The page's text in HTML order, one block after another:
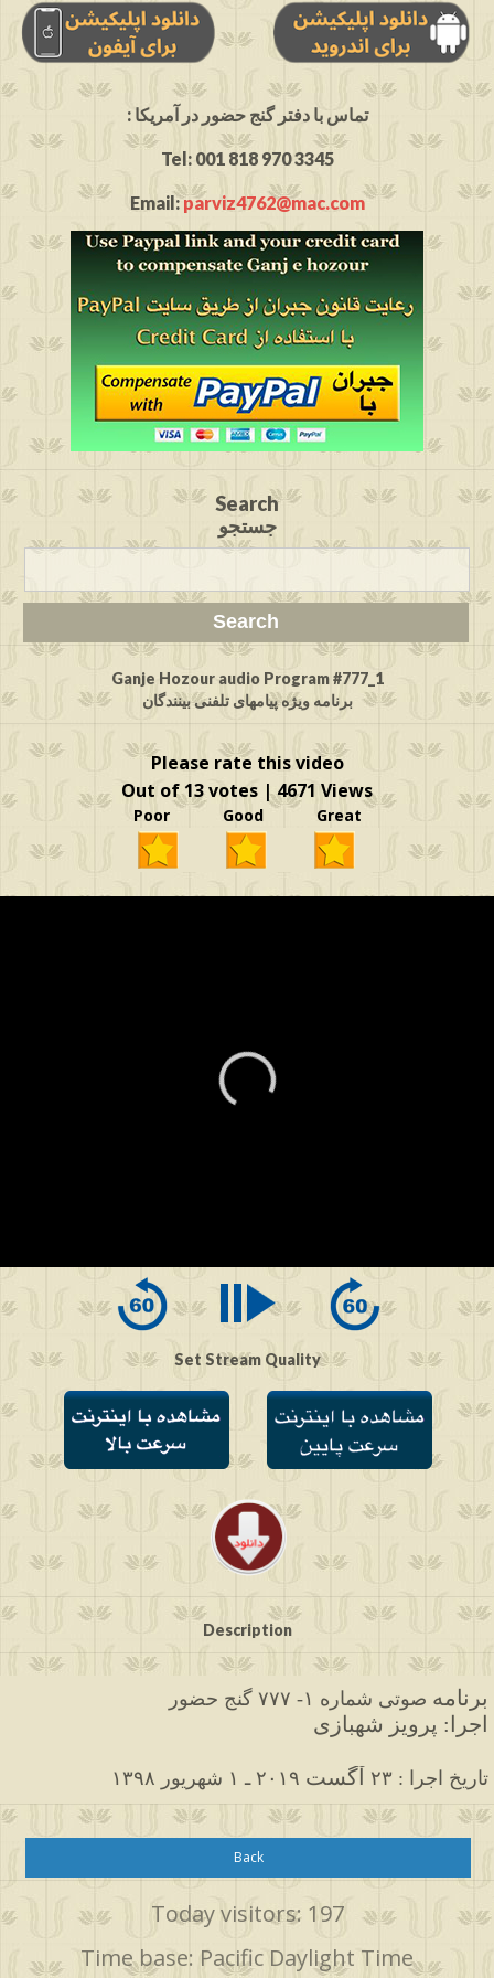
: تماس با دفتر گنج حضور در آمریکا
Tel: 001 818 970 3345
Email:parviz4762@mac.com
Search
جستجو
Ganje Hozour audio Program #777_1
برنامه ویژه پیامهای تلفنی بینندگان
Please rate this video
Out of 13 votes | 4671 Views
Poor Good Great
of
Set Stream Quality
Description
برنامه صوتی شماره ۱- ۷۷۷ گنج حضور
اجرا: پرویز شهبازی
۱۳۹۸ تاریخ اجرا : ۲۳ آگست
Back
Today visitors: 197
Time base: Pacific Daylight Time